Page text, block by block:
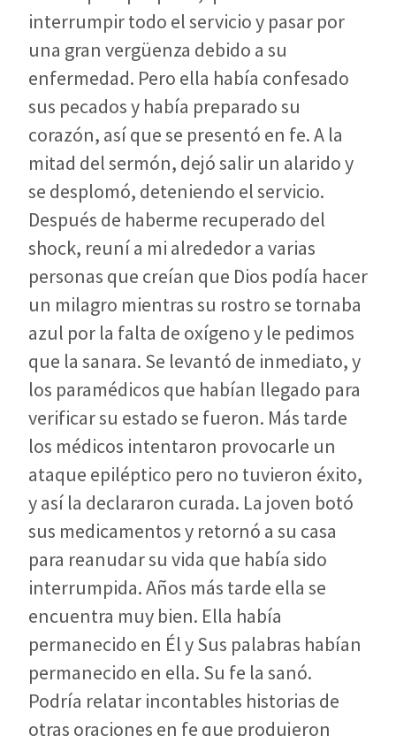
interrumpir todo el servicio y pasar por
una gran vergüenza debido a su
enfermedad. Pero ella había confesado
sus pecados y había preparado su
corazón, así que se presentó en fe. A la
mitad del sermón, dejó salir un alarido y
se desplomó, deteniendo el servicio.
Después de haberme recuperado del
shock, reuní a mi alrededor a varias
personas que creían que Dios podía hacer
un milagro mientras su rostro se tornaba
azul por la falta de oxígeno y le pedimos
que la sanara. Se levantó de inmediato, y
los paramédicos que habían llegado para
verificar su estado se fueron. Más tarde
los médicos intentaron provocarle un
ataque epiléptico pero no tuvieron éxito,
y así la declararon curada. La joven botó
sus medicamentos y retornó a su casa
para reanudar su vida que había sido
interrumpida. Años más tarde ella se
encuentra muy bien. Ella había
permanecido en Él y Sus palabras habían
permanecido en ella. Su fe la sanó.
Podría relatar incontables historias de
otras oraciones en fe que produjeron